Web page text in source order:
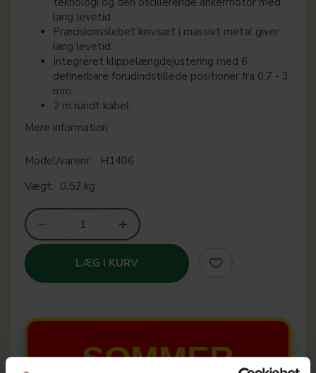
lang levetid.
Præcisionsslebet knivsæt i massivt metal giver
lang levetid.
Integreret klippelængdejustering med 6
definerbare forudindstillede positioner fra 0,7 - 3
mm.
2 m rundt kabel.
Mere information
Model/varenr.: H1406
Vægt: 0,52 kg
LÆG I KURV
SOMMER